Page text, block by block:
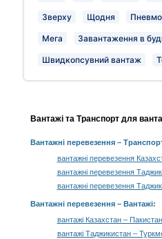
Зверху Щодня
Мега Завантаження в
Швидкопсувний вантаж
Вантажі та Транспорт для
Вантажні перевезення–
вантажні перевезення
вантажні перевезення
вантажні перевезення
Вантажні перевезення – Вантажі:
вантажі Казахстан – Пакистан
вантажі Таджикистан –